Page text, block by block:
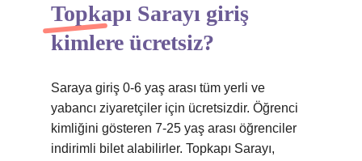
Topkapı Sarayı giriş
kimlere ücretsiz?
Saraya giriş 0-6 yaş arası tüm yerli ve
yabancı ziyaretçiler için ücretsizdir. Öğrenci
kimliğini gösteren 7-25 yaş arası öğrenciler
indirimli bilet alabilirler. Topkapı Sarayı,